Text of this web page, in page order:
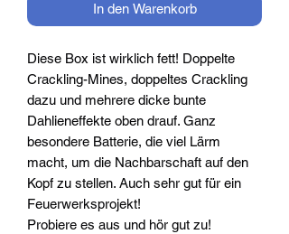
In den Warenkorb
Diese Box ist wirklich fett! Doppelte
Crackling-Mines, doppeltes Crackling
dazu und mehrere dicke bunte
Dahlieneffekte oben drauf. Ganz
besondere Batterie, die viel Lärm
macht, um die Nachbarschaft auf den
Kopf zu stellen. Auch sehr gut für ein
Feuerwerksprojekt!
Probiere es aus und hör gut zu!